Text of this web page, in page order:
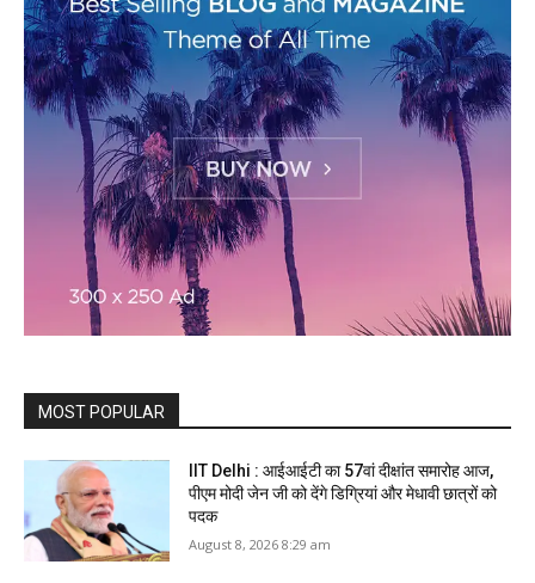
MOST POPULAR
IIT Delhi : आईआईटी का 57वां दीक्षांत समारोह आज,
पीएम मोदी जेन जी को देंगे डिग्रियां और मेधावी छात्रों को
पदक
August 8, 2026 8:29 am